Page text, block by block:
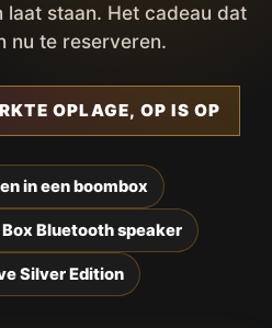
laat staan. Het cadeau dat
nu te reserveren.
OPLAGE, OP IS OP
in een boombox
Bluetooth speaker
Silver Edition